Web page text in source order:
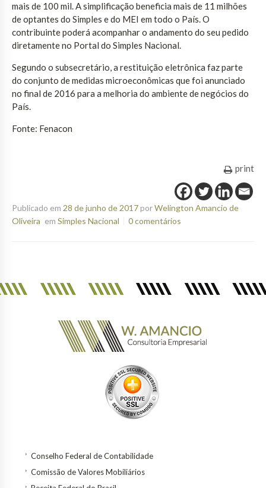
mais de 100 mil. A simplificação beneficia mais de 11 milhões
de optantes do Simples e do MEI em todo o País. O
contribuinte poderá acompanhar o andamento do seu pedido
diretamente no Portal do Simples Nacional.
Segundo o subsecretário, a restituição eletrônica faz parte
do conjunto de medidas microeconômicas que foi anunciado
no final de 2016 para a melhoria do ambiente de negócios do
País.
Fonte: Fenacon
print
Publicado em 28 de junho de 2017porWelington Amancio de
Oliveira em Simples Nacional 0 comentários
Conselho Federal de Contabilidade
Comissão de Valores Mobiliários